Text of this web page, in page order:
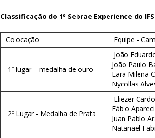
Classificação do 1º Sebrae Experience do
Colocação Equipe -
1º lugar – medalha de ouro
João
João Paulo
Lara Milena
Nycollas
2º Lugar - Medalha de Prata
Eliezer
Fábio
Juan Pablo
Natanael